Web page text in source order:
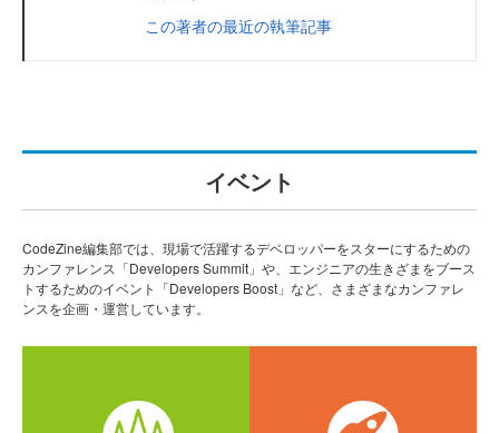
この著者の最近の執筆記事
イベント
CodeZine編集部では、現場で活躍するデベロッパーをスターにするための
カンファレンス「Developers Summit」や、エンジニアの生きざまをブース
トするためのイベント「Developers Boost」など、さまざまなカンファレ
ンスを企画・運営しています。